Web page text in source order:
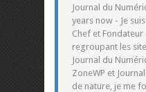
Journal du
years now - Je
Chef et Fondateur
regroupant les
Journal du
ZoneWP et
de nature, je me